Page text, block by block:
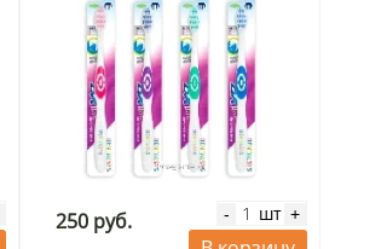
250 руб. - шт +